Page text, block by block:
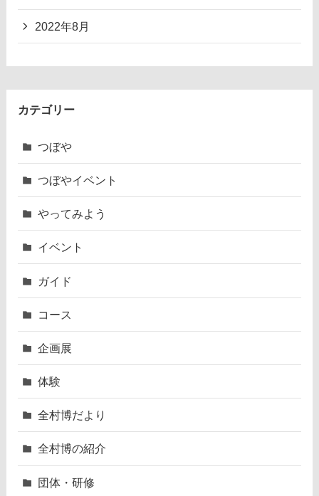
2022年8月
カテゴリー
つぼや
つぼやイベント
やってみよう
イベント
ガイド
コース
企画展
体験
全村博だより
全村博の紹介
団体・研修